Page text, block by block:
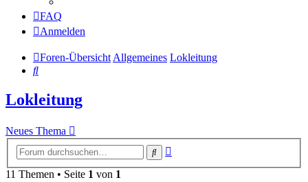
FAQ
Anmelden
Foren-ÜbersichtAllgemeines Lokleitung
Suche
Lokleitung
Neues Thema
Suche
11 Themen • Seite 1 von 1